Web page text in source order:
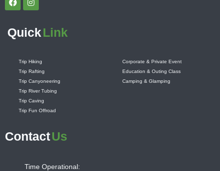
QuickLink
Trip Hiking
Trip Rafting
Trip Canyoneering
Trip River Tubing
Trip Caving
Trip Fun Offroad
Corporate & Private Event
Education & Outing Class
Camping & Glamping
ContactUs
Time Operational: